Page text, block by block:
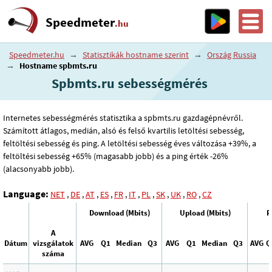
Speedmeter.hu
Speedmeter.hu → Statisztikák hostname szerint →
Ország Russia
→
Hostname spbmts.ru
Spbmts.ru sebességmérés
Internetes sebességmérés statisztika a spbmts.ru gazdagépnévről.
Számított átlagos, medián, alsó és felső kvartilis letöltési sebesség,
feltöltési sebesség és ping. A letöltési sebesség éves változása +39%, a
feltöltési sebesség +65% (magasabb jobb) és a ping érték -26%
(alacsonyabb jobb).
Language: NET , DE ,AT , ES , FR , IT , PL ,SK , UK , RO ,CZ
Download (Mbits) Upload (Mbits)
Dátum
A
vizsgálatok
száma
AVG Q1 Median Q3 AVG Q1 Median Q3 AVG